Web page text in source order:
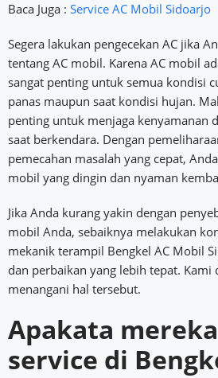
Baca Juga : Service AC Mobil Sidoarjo
Segera lakukan pengecekan AC jika
tentang AC mobil. Karena AC mobil
sangat penting untuk semua kondisi
panas maupun saat kondisi hujan.
penting untuk menjaga kenyamanan
saat berkendara. Dengan
pemecahan masalah yang cepat,
mobil yang dingin dan nyaman
Jika Anda kurang yakin dengan
mobil Anda, sebaiknya melakukan
mekanik terampil Bengkel AC Mobil
dan perbaikan yang lebih tepat.
menangani hal tersebut.
Apakata
service di